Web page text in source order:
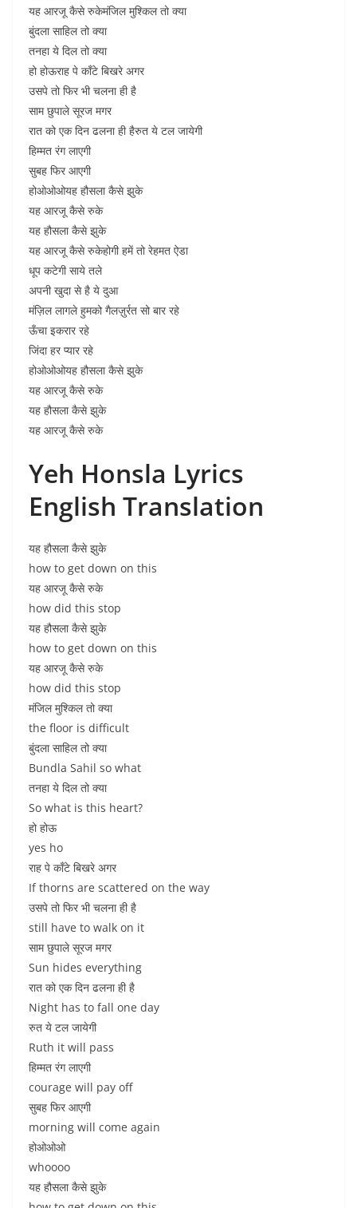
यह आरजू कैसे रुकेमंजिल मुश्किल तो क्या
बुंदला साहिल तो क्या
तनहा ये दिल तो क्या
हो होऊराह पे काँटे बिखरे अगर
उसपे तो फिर भी चलना ही है
साम छुपाले सूरज मगर
रात को एक दिन ढलना ही हैरुत ये टल जायेगी
हिम्मत रंग लाएगी
सुबह फिर आएगी
होओओओयह हौसला कैसे झुके
यह आरजू कैसे रुके
यह हौसला कैसे झुके
यह आरजू कैसे रुकेहोगी हमें तो रेहमत ऐडा
धूप कटेगी साये तले
अपनी खुदा से है ये दुआ
मंज़िल लागले हुमको गैलज़ुर्रत सो बार रहे
ऊँचा इकरार रहे
जिंदा हर प्यार रहे
होओओओयह हौसला कैसे झुके
यह आरजू कैसे रुके
यह हौसला कैसे झुके
यह आरजू कैसे रुके
Yeh Honsla Lyrics
English Translation
यह हौसला कैसे झुके
how to get down on this
यह आरजू कैसे रुके
how did this stop
यह हौसला कैसे झुके
how to get down on this
यह आरजू कैसे रुके
how did this stop
मंजिल मुश्किल तो क्या
the floor is difficult
बुंदला साहिल तो क्या
Bundla Sahil so what
तनहा ये दिल तो क्या
So what is this heart?
हो होऊ
yes ho
राह पे काँटे बिखरे अगर
If thorns are scattered on the way
उसपे तो फिर भी चलना ही है
still have to walk on it
साम छुपाले सूरज मगर
Sun hides everything
रात को एक दिन ढलना ही है
Night has to fall one day
रुत ये टल जायेगी
Ruth it will pass
हिम्मत रंग लाएगी
courage will pay off
सुबह फिर आएगी
morning will come again
होओओओ
whoooo
यह हौसला कैसे झुके